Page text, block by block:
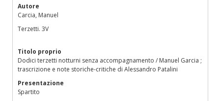
Autore
Carcia, Manuel
Terzetti. 3V
Titolo proprio
Dodici terzetti notturni senza accompagnamento / Manuel Garcia ;
trascrizione e note storiche-critiche di Alessandro Patalini
Presentazione
Spartito